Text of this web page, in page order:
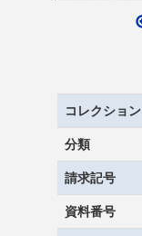
コレクション
分類
請求記号
資料番号